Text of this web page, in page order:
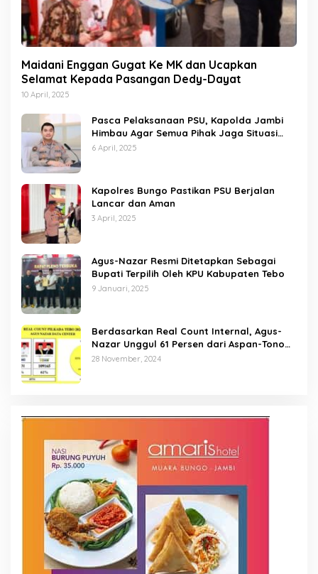
Maidani Enggan Gugat Ke MK dan Ucapkan
Selamat Kepada Pasangan Dedy-Dayat
10 April, 2025
Pasca Pelaksanaan PSU, Kapolda Jambi
Himbau Agar Semua Pihak Jaga Situasi
Kamtibmas
6 April, 2025
Kapolres Bungo Pastikan PSU Berjalan
Lancar dan Aman
3 April, 2025
Agus-Nazar Resmi Ditetapkan Sebagai
Bupati Terpilih Oleh KPU Kabupaten Tebo
9 Januari, 2025
Berdasarkan Real Count Internal, Agus-
Nazar Unggul 61 Persen dari Aspan-Tono
Hanya 39 Persen
28 November, 2024